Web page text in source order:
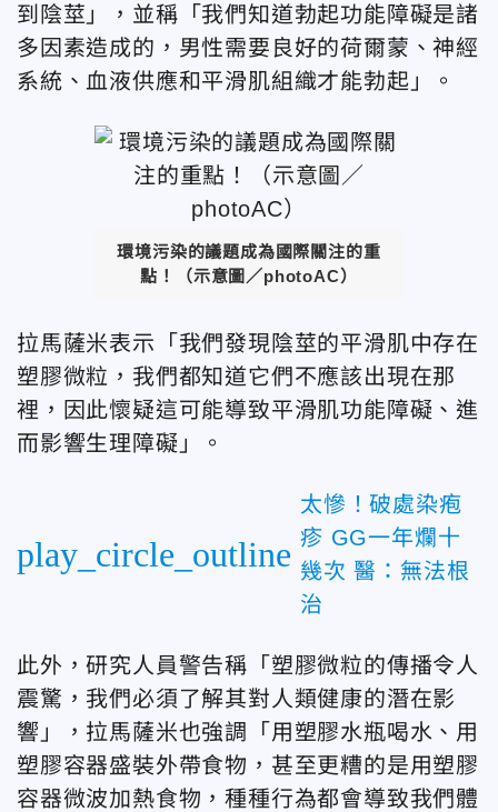
到陰莖」，並稱「我們知道勃起功能障礙是諸
多因素造成的，男性需要良好的荷爾蒙、神經
系統、血液供應和平滑肌組織才能勃起」。
環境污染的議題成為國際關注的重
點！（示意圖／photoAC）
拉馬薩米表示「我們發現陰莖的平滑肌中存在
塑膠微粒，我們都知道它們不應該出現在那
裡，因此懷疑這可能導致平滑肌功能障礙、進
而影響生理障礙」。
play_circle_outline
太慘！破處染疱
疹 GG一年爛十
幾次 醫：無法根
治
此外，研究人員警告稱「塑膠微粒的傳播令人
震驚，我們必須了解其對人類健康的潛在影
響」，拉馬薩米也強調「用塑膠水瓶喝水、用
塑膠容器盛裝外帶食物，甚至更糟的是用塑膠
容器微波加熱食物，種種行為都會導致我們體